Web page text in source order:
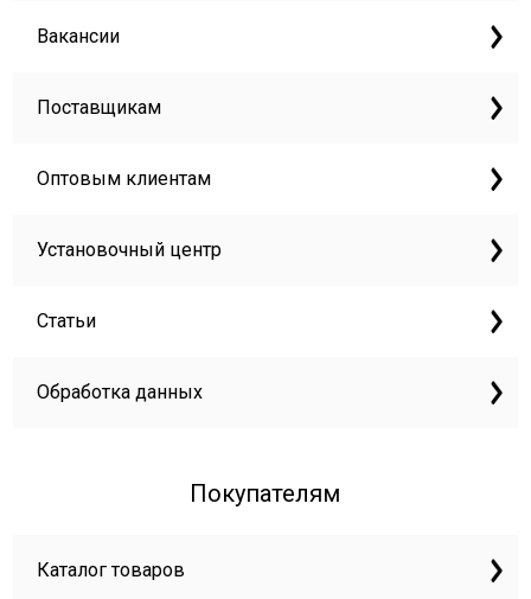
Вакансии
Поставщикам
Оптовым клиентам
Установочный центр
Статьи
Обработка данных
Покупателям
Каталог товаров